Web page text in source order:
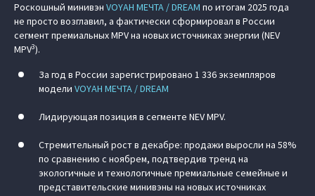
Роскошный минивэн VOYAH МЕЧТА / DREAM по итогам 2025 года
не просто возглавил, а фактически сформировал в России
сегмент премиальных MPV на новых источниках энергии (NEV
MPV3).
За год в России зарегистрировано 1 336 экземпляров
модели VOYAH МЕЧТА / DREAM
Лидирующая позиция в сегменте NEV MPV.
Стремительный рост в декабре: продажи выросли на 58%
по сравнению с ноябрем, подтвердив тренд на
экологичные и технологичные премиальные семейные и
представительские минивэны на новых источниках